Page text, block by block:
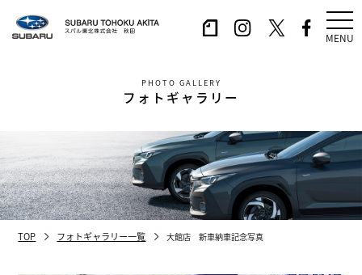
MENU
PHOTO GALLERY
フォトギャラリー
TOP フォトギャラリー一覧 大館店 新車納車記念写真